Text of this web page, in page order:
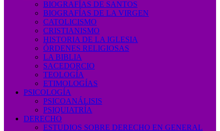
BIOGRAFÍAS DE SANTOS
BIOGRAFÍAS DE LA VIRGEN
CATOLICISMO
CRISTIANISMO
HISTORIA DE LA IGLESIA
ÓRDENES RELIGIOSAS
LA BIBLIA
SACEDORCIO
TEOLOGÍA
ETIMOLOGÍAS
PSICOLOGÍA
PSICOANÁLISIS
PSIQUIATRÍA
DERECHO
ESTUDIOS SOBRE DERECHO EN GENERAL